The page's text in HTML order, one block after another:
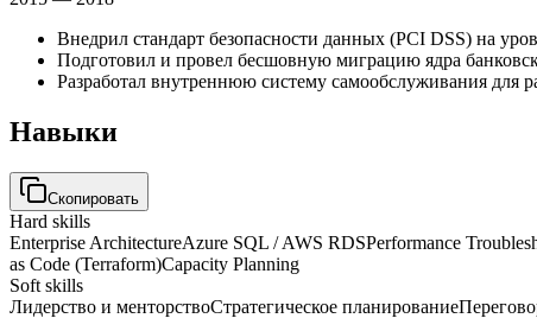
Внедрил стандарт безопасности данных (PCI DSS) на
Подготовил и провел бесшовную миграцию ядра
Разработал внутреннюю систему самообслуживания для
Навыки
Скопировать
Hard skills
Enterprise ArchitectureAzure SQL / AWS RDSPerformance
as Code (Terraform)Capacity Planning
Soft skills
Лидерство и менторствоСтратегическое планирование